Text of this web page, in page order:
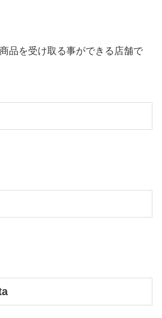
品を受け取る事ができる店舗で